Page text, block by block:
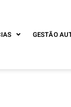
GESTÃO